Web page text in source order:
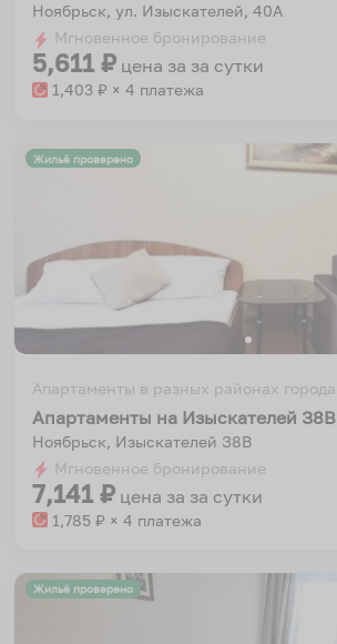
Ноябрьск, ул. Изыскателей, 40А
Мгновенное бронирование
5,611 ₽ цена за за сутки
1,403 ₽ × 4 платежа
Жильё проверено
Апартаменты в разных районах города
Апартаменты на Изыскателей З8В
Ноябрьск, Изыскателей З8В
Мгновенное бронирование
7,141 ₽ цена за за сутки
1,785 ₽ × 4 платежа
Жильё проверено